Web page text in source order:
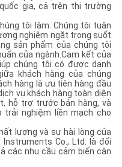
gia, cả trên thị trường
tôi làm. Chúng tôi tuân
nghiêm ngặt trong suốt
sản phẩm của chúng tôi
của ngành.Cam kết của
chúng tôi có được danh
khách hàng của chúng
hàng là ưu tiên hàng đầu
vụ khách hàng toàn diện
hỗ trợ trước bán hàng, và
trải nghiệm liền mạch cho
lượng và sự hài lòng của
Instruments Co., Ltd. là đối
các nhu cầu cảm biến cân